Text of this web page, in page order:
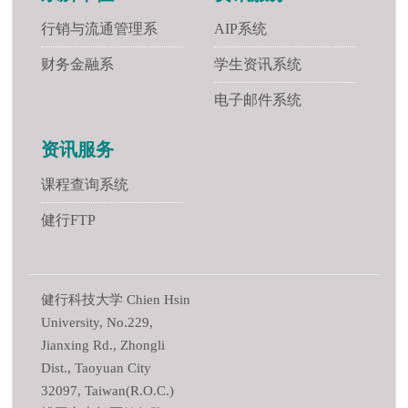
行销与流通管理系
财务金融系
AIP系统
学生资讯系统
电子邮件系统
资讯服务
课程查询系统
健行FTP
健行科技大学 Chien Hsin
University, No.229,
Jianxing Rd., Zhongli
Dist., Taoyuan City
32097, Taiwan(R.O.C.)